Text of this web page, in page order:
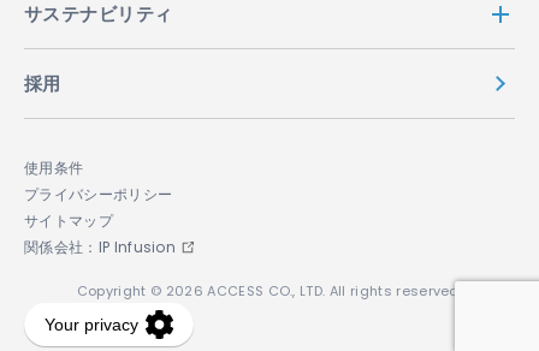
サステナビリティ
採用
使用条件
プライバシーポリシー
サイトマップ
関係会社：IP Infusion
Copyright © 2026 ACCESS CO., LTD. All rights reserved.